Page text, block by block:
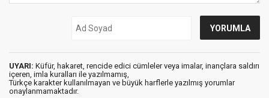
UYARI: Küfür, hakaret, rencide edici cümleler veya imalar, inançlara saldırı
içeren, imla kuralları ile yazılmamış,
Türkçe karakter kullanılmayan ve büyük harflerle yazılmış yorumlar
onaylanmamaktadır.